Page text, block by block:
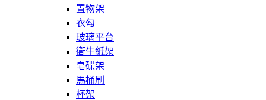
置物架
衣勾
玻璃平台
衛生紙架
皂碟架
馬桶刷
杯架